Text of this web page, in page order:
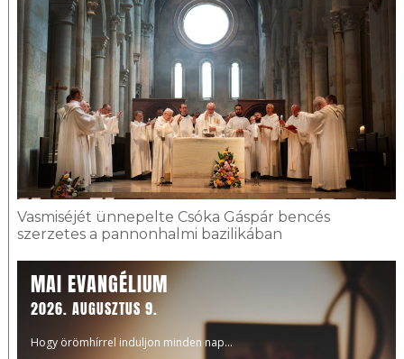
Vasmiséjét ünnepelte Csóka Gáspár bencés
szerzetes a pannonhalmi bazilikában
MAI EVANGÉLIUM
2026. AUGUSZTUS 9.
Hogy örömhírrel induljon minden nap...